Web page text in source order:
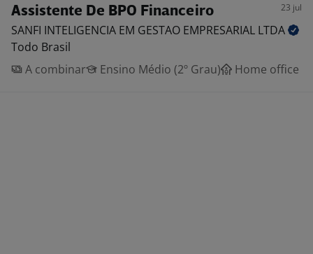
Assistente De BPO Financeiro 23 jul
SANFI INTELIGENCIA EM GESTAO EMPRESARIAL LTDA
Todo Brasil
A combinar
Ensino Médio (2º Grau) Home office